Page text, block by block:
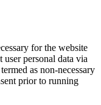
for the website
personal data via
as non-necessary
prior to running